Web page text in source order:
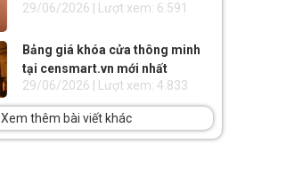
29/06/2026 | Lượt xem: 6.591
Bảng giá khóa cửa thông minh
tại censmart.vn mới nhất
29/06/2026 | Lượt xem: 4.833
Xem thêm bài viết khác